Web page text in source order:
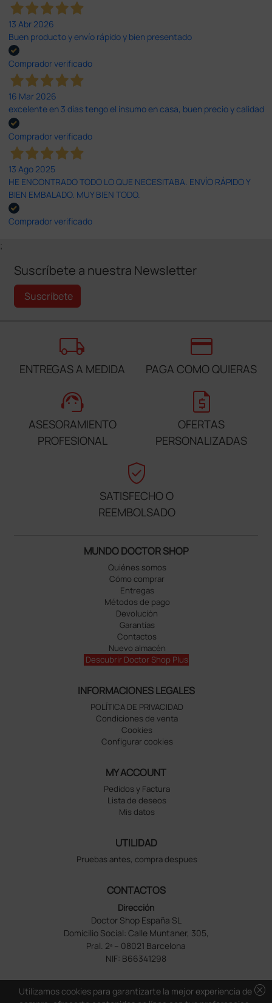
13 Abr 2026
Buen producto y envío rápido y bien presentado
Comprador verificado
16 Mar 2026
excelente en 3 días tengo el insumo en casa, buen precio y calidad
Comprador verificado
13 Ago 2025
HE ENCONTRADO TODO LO QUE NECESITABA. ENVÍO RÁPIDO Y
BIEN EMBALADO. MUY BIEN TODO.
Comprador verificado
;
Suscríbete a nuestra Newsletter
Suscríbete
local_shipping
ENTREGAS A MEDIDA
credit_card
PAGA COMO QUIERAS
support_agent
ASESORAMIENTO
PROFESIONAL
request_quote
OFERTAS
PERSONALIZADAS
verified_user
SATISFECHO O
REEMBOLSADO
MUNDO DOCTOR SHOP
Quiénes somos
Cómo comprar
Entregas
Métodos de pago
Devolución
Garantías
Contactos
Nuevo almacén
Descubrir Doctor Shop Plus
INFORMACIONES LEGALES
POLÍTICA DE PRIVACIDAD
Condiciones de venta
Cookies
Configurar cookies
MY ACCOUNT
Pedidos y Factura
Lista de deseos
Mis datos
UTILIDAD
Pruebas antes, compra despues
CONTACTOS
Dirección
Doctor Shop España SL
Domicilio Social: Calle Muntaner, 305,
Pral. 2ª – 08021 Barcelona
NIF: B66341298
cancel
Utilizamos cookies para garantizarte la mejor experiencia de